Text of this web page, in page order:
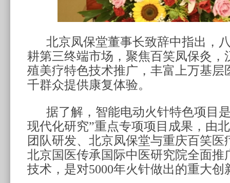
北京凤保堂董事长致辞中指出，
耕第三终端市场，聚焦百笑凤保灸 ，
殖美疗特色技术推广， 丰富 上万基层
千群众提供康复体验。
据了解， 智能电动火针特色项目
现代化研究”重点专项项目成果， 由
团队研发、北京凤保堂与重庆百笑医
北京国医传承国际中医研究院全面推
技术 ， 是对5000年火针做出的重大创